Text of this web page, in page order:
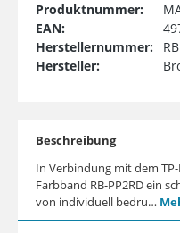
Produktnummer:
EAN:
Herstellernummer:
Hersteller:
Beschreibung
In Verbindung mit dem
Farbband RB-PP2RD ein
von individuell bedru…